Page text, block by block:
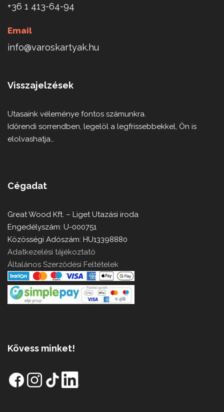
+36 1 413-64-94
Email
info@varoskartyak.hu
Visszajelzések
Utasaink véleménye fontos számunkra.
Időrendi sorrendben, legelöl a legfrissebbekkel, Ön is
elolvashatja…
Cégadat
Great Wood Kft. – Liget Utazási iroda
Engedélyszám: U-000751
Közösségi Adószám: HU13398880
Adatkezelési tájékoztató
Általános Szerződési Feltételek
Kövess minket!